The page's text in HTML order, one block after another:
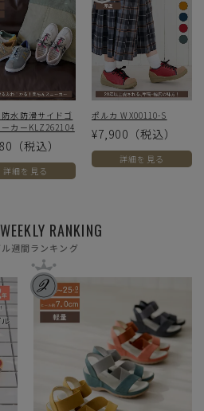
水防滑サイドゴ
ーカーKLZ262104
（税込）
詳細を見る
ポルカ WX00110-S
¥7,900 （税込）
詳細を見る
RANKING
週間ランキング